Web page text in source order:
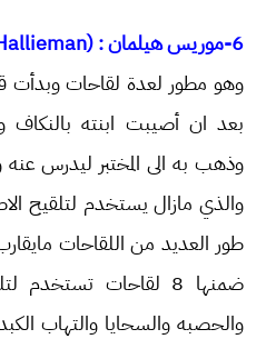
6-موريس هيلمان : (Marice Hallieman )
وهو مطور لعدة لقاحات وبدأت
بعد ان أصيبت ابنته
وذهب به الى المختبر ليدرس
والذي مازال يستخدم لتلقيح
ضمنها 8 لقاحات